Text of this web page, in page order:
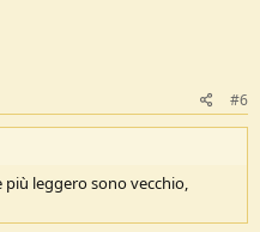
#6
leggero sono vecchio,